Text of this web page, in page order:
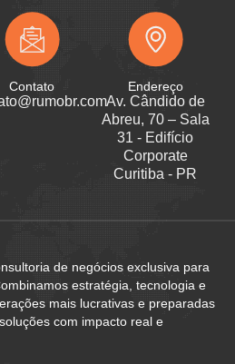
Contato Endereço
Av. Cândido de
Abreu, 70 – Sala
31 - Edifício
Corporate
Curitiba - PR
de negócios exclusiva para
estratégia, tecnologia e
mais lucrativas e preparadas
com impacto real e